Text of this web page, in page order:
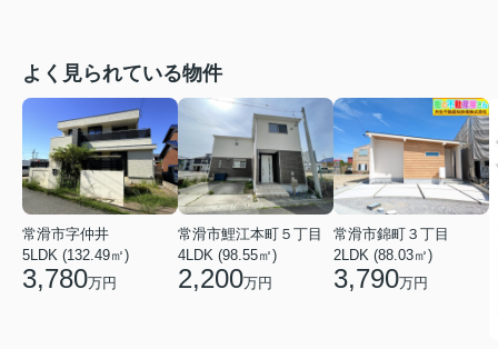
よく見られている物件
常滑市字仲井
5LDK (132.49㎡)
3,780万円
常滑市鯉江本町５丁目
4LDK (98.55㎡)
2,200万円
常滑市錦町３丁目
2LDK (88.03㎡)
3,790万円